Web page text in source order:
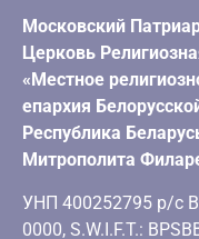
Московский
Церковь
«Местное
епархия
Республика
Митрополита
УНП 400252795 р/с
0000, S.W.I.F.T.: